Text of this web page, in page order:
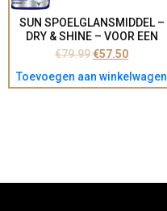
SUN SPOELGLANSMIDDEL –
DRY & SHINE – VOOR EEN
DROGERE VAAT MET MEER
GLANS – 16 X 500 ML
€79.99 €57.50
Toevoegen aan winkelwagen